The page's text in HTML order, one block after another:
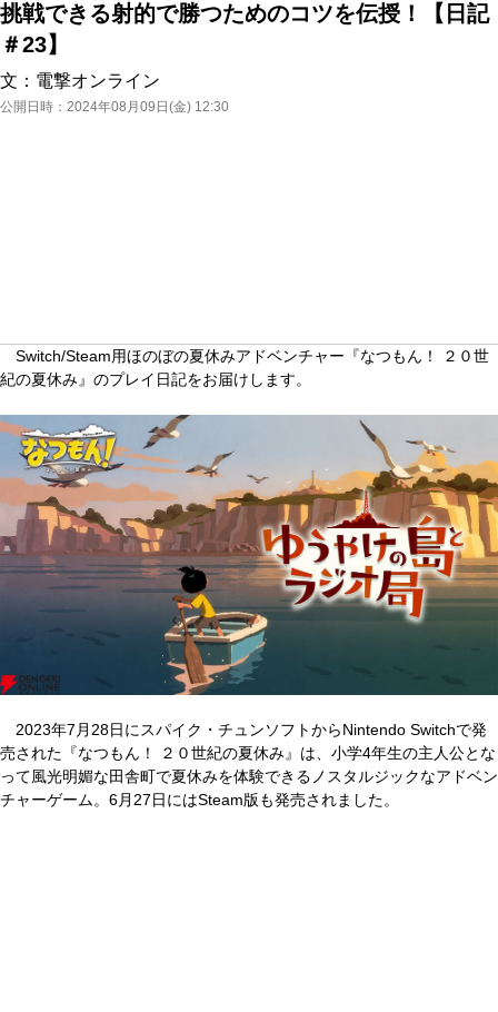
挑戦できる射的で勝つためのコツを伝授！【日記
＃23】
文： 電撃オンライン
公開日時： 2024年08月09日(金) 12:30
Switch/Steam用ほのぼの夏休みアドベンチャー『なつもん！ ２０世
紀の夏休み』のプレイ日記をお届けします。
2023年7月28日にスパイク・チュンソフトからNintendo Switchで発
売された『なつもん！ ２０世紀の夏休み』は、小学4年生の主人公とな
って風光明媚な田舎町で夏休みを体験できるノスタルジックなアドベン
チャーゲーム。6月27日にはSteam版も発売されました。